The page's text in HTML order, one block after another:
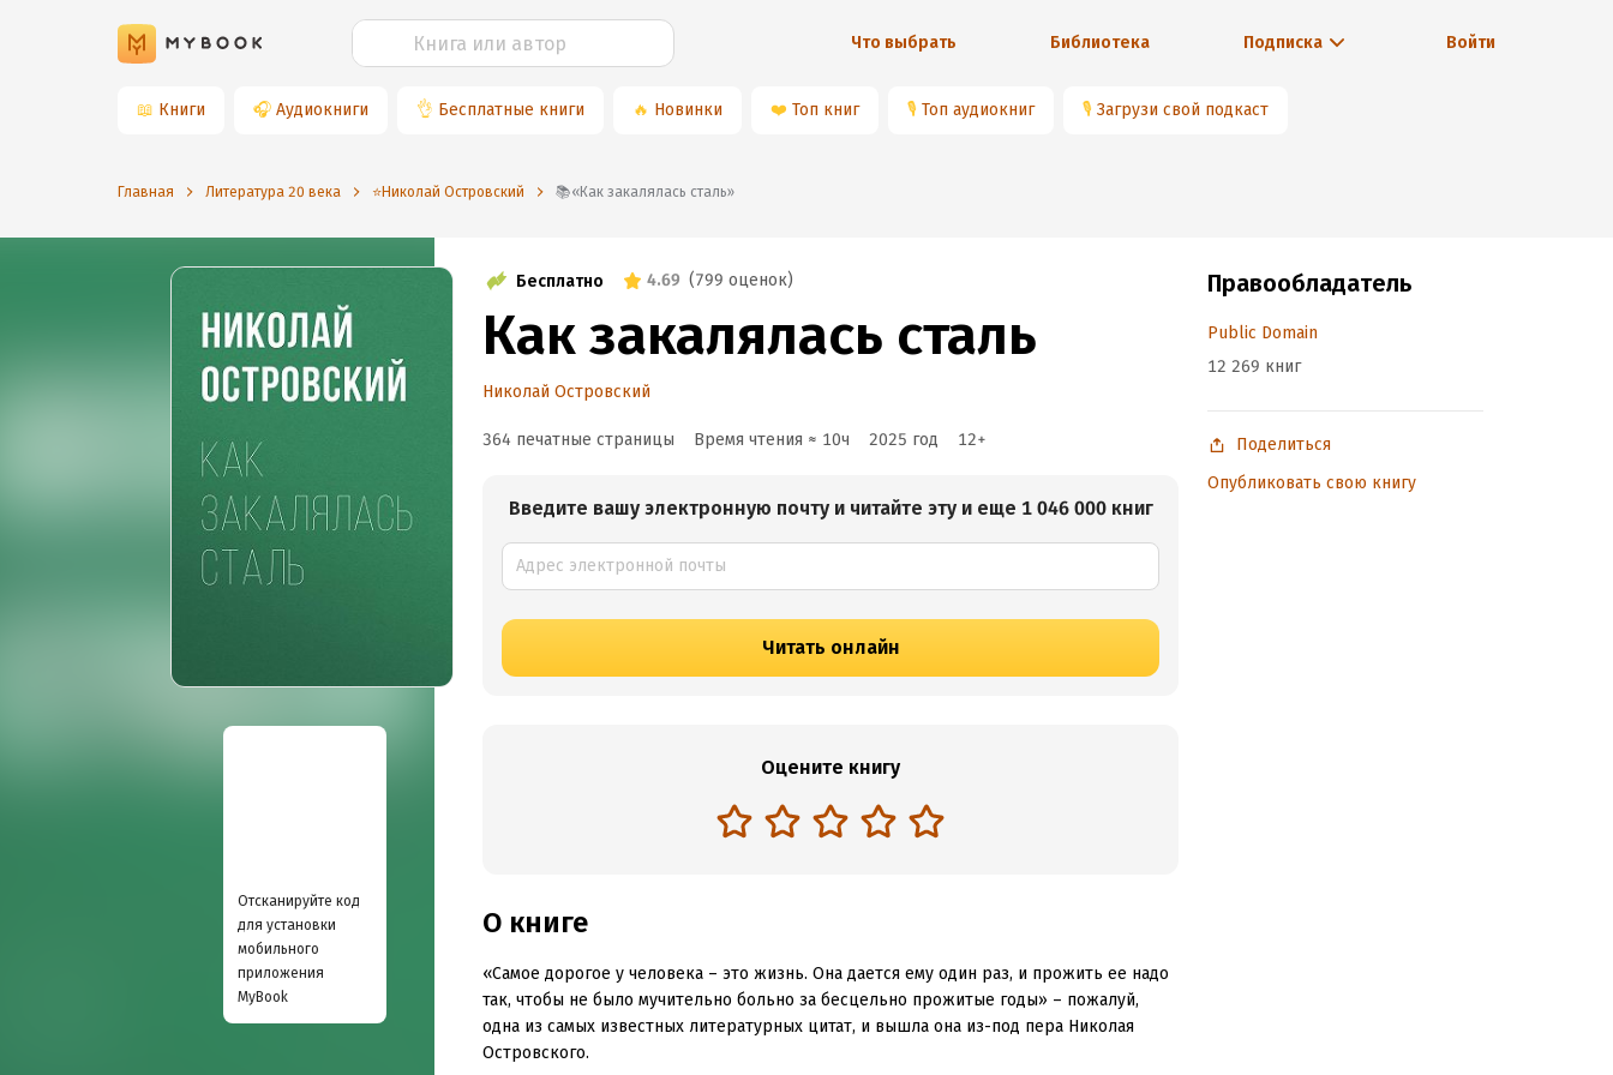
Что выбрать Библиотека Подписка Войти
📖 Книги 🎧 Аудиокниги 👌 Бесплатные книги 🔥 Новинки ❤️ Топ книг 🎙 Топ аудиокниг 🎙 Загрузи свой подкаст
Главная Литература 20 века ⭐️Николай Островский 📚«Как закалялась сталь»
Отсканируйте код
для установки
мобильного
приложения
MyBook
Бесплатно 4.69 (799 оценок)
Как закалялась сталь
Николай Островский
364 печатные страницы Время чтения ≈ 10ч 2025 год 12+
Введите вашу электронную почту и читайте эту и еще 1 046 000 книг
Читать онлайн
Оцените книгу
О книге
«Самое дорогое у человека – это жизнь. Она дается ему один раз, и прожить ее надо
так, чтобы не было мучительно больно за бесцельно прожитые годы» – пожалуй,
одна из самых известных литературных цитат, и вышла она из-под пера Николая
Островского.
Правообладатель
Public Domain
12 269 книг
Поделиться
Опубликовать свою книгу